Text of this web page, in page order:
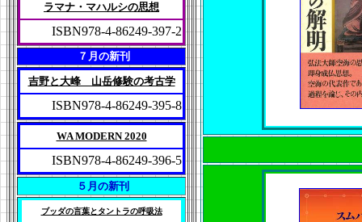
ラマナ・マハルシの思想
ISBN978-4-86249-397-2
７月の新刊
吉野と大峰 山岳修験の考古学
ISBN978-4-86249-395-8
WA MODERN 2020
ISBN978-4-86249-396-5
５月の新刊
ブッダの言葉とタントラの呼吸法